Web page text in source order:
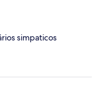
simpaticos